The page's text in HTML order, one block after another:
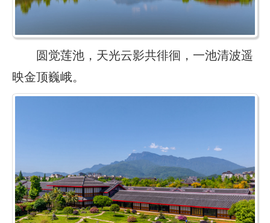
圆觉莲池，天光云影共徘徊，一池清波遥
映金顶巍峨。